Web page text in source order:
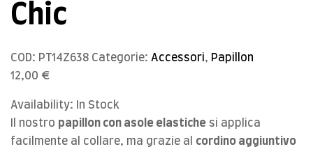
Chic
COD: PT14Z638 Categorie: Accessori, Papillon
12,00 €
Availability: In Stock
Il nostro papillon con asole elastiche si applica
facilmente al collare, ma grazie al cordino aggiuntivo